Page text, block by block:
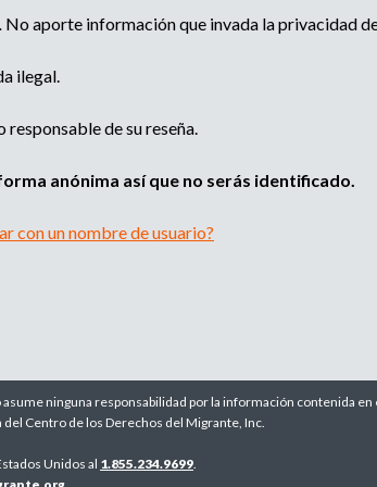
No aporte información que invada la privacidad
ilegal.
responsable de su reseña.
anónima así que no serás identificado.
con un nombre de usuario?
ninguna responsabilidad por la información contenida en
Centro de los Derechos del Migrante, Inc.
Unidos al 1.855.234.9699